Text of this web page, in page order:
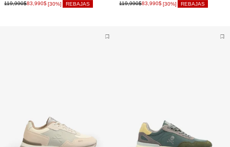
119,990$83,990$[30%] REBAJAS 119,990$83,990$[30%] REBAJAS